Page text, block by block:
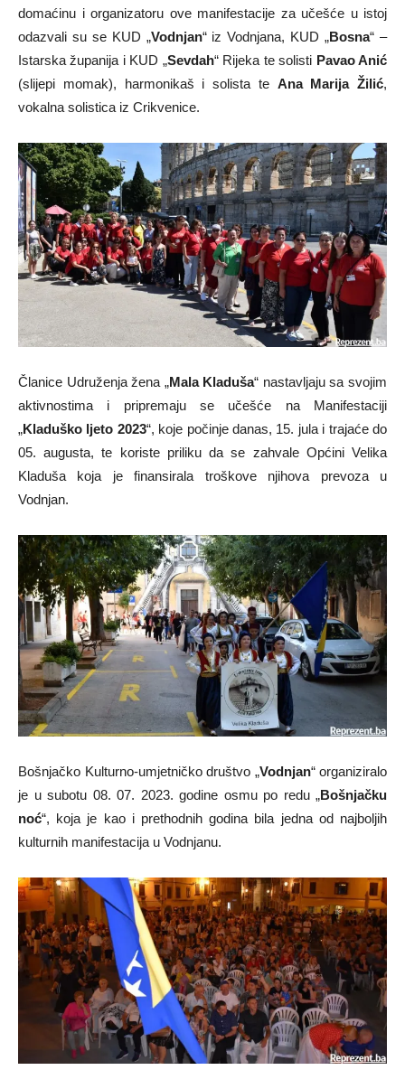
domaćinu i organizatoru ove manifestacije za učešće u istoj
odazvali su se KUD „Vodnjan“ iz Vodnjana, KUD „Bosna“ –
Istarska županija i KUD „Sevdah“ Rijeka te solisti Pavao Anić
(slijepi momak), harmonikaš i solista te Ana Marija Žilić,
vokalna solistica iz Crikvenice.
Članice Udruženja žena „Mala Kladuša“ nastavljaju sa svojim
aktivnostima i pripremaju se učešće na Manifestaciji
„Kladuško ljeto 2023“, koje počinje danas, 15. jula i trajaće do
05. augusta, te koriste priliku da se zahvale Općini Velika
Kladuša koja je finansirala troškove njihova prevoza u
Vodnjan.
Bošnjačko Kulturno-umjetničko društvo „Vodnjan“ organiziralo
je u subotu 08. 07. 2023. godine osmu po redu „Bošnjačku
noć“, koja je kao i prethodnih godina bila jedna od najboljih
kulturnih manifestacija u Vodnjanu.